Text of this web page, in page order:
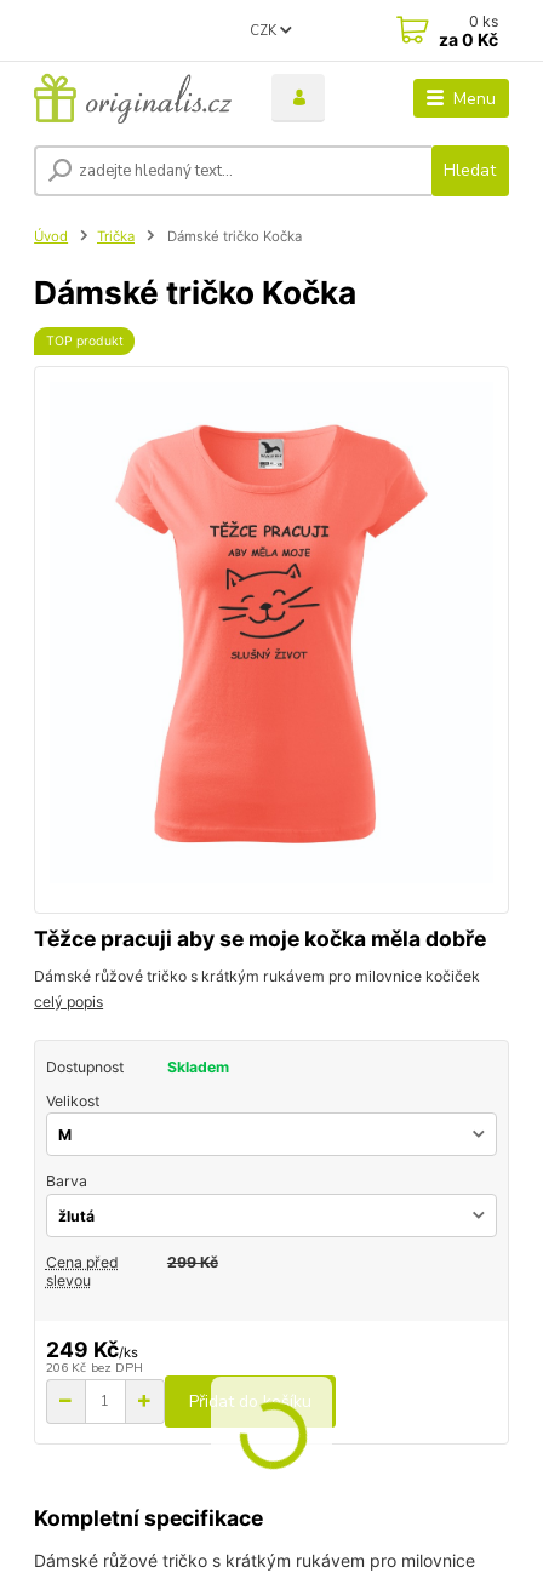
Menu
CZK
Hledat
0 ks
za0 Kč
Úvod Trička Dámské tričko Kočka
Dámské tričko Kočka
TOP produkt
Těžce pracuji aby se moje kočka měla dobře
Dámské růžové tričko s krátkým rukávem pro milovnice kočiček
celý popis
Dostupnost
Skladem
Velikost
Barva
Cena před
slevou
299 Kč
249 Kč/ks
206 Kč bez DPH
Přidat do košíku
Kompletní specifikace
Dámské růžové tričko s krátkým rukávem pro milovnice